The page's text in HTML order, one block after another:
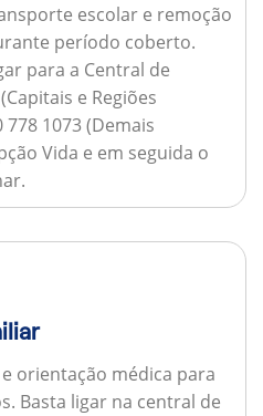
escolar e remoção
período coberto.
para a Central de
e Regiões
1073 (Demais
Vida e em seguida o
orientação médica para
Basta ligar na central de